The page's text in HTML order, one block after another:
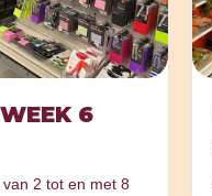
6
2 tot en met 8